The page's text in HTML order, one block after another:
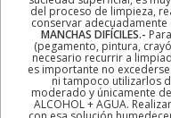
del proceso de limpieza,
conservar
MANCHAS DIFÍCILES.-
(pegamento, pintura,
necesario recurrir a
es importante no
ni tampoco utilizarlos
moderado y únicamente
ALCOHOL + AGUA.